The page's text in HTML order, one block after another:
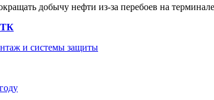
добычу нефти из-за перебоев на
и системы защиты